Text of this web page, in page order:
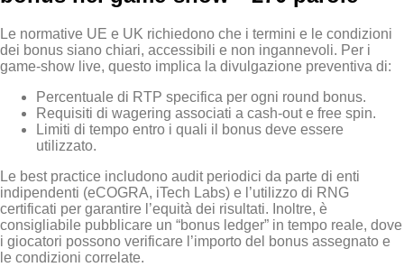
Le normative UE e UK richiedono che i termini e le condizioni
dei bonus siano chiari, accessibili e non ingannevoli. Per i
game‑show live, questo implica la divulgazione preventiva di:
Percentuale di RTP specifica per ogni round bonus.
Requisiti di wagering associati a cash‑out e free spin.
Limiti di tempo entro i quali il bonus deve essere
utilizzato.
Le best practice includono audit periodici da parte di enti
indipendenti (eCOGRA, iTech Labs) e l’utilizzo di RNG
certificati per garantire l’equità dei risultati. Inoltre, è
consigliabile pubblicare un “bonus ledger” in tempo reale, dove
i giocatori possono verificare l’importo del bonus assegnato e
le condizioni correlate.